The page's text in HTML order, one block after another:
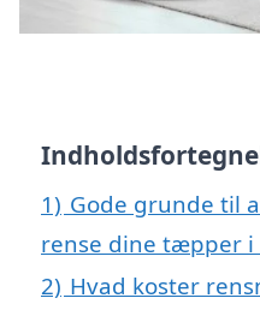
1) Gode grunde til
rense dine tæpper i
2) Hvad koster